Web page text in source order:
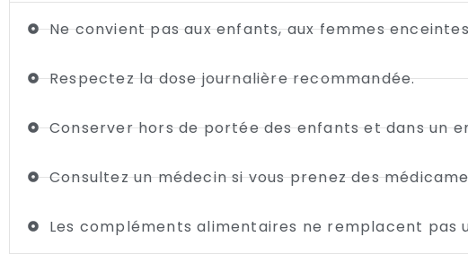
Ne convient pas aux enfants, aux femmes
Respectez la dose journalière recommandée.
Conserver hors de portée des enfants et dans un
Consultez un médecin si vous prenez des
Les compléments alimentaires ne remplacent pas